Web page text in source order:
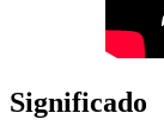
Significado